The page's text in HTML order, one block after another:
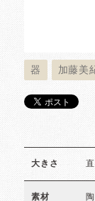
器 加藤美
大きさ
素材